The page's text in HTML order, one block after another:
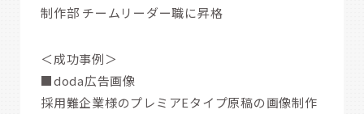
制作部 チームリーダー職に昇格
＜成功事例＞
■doda広告画像
採用難企業様のプレミアEタイプ原稿の画像制作